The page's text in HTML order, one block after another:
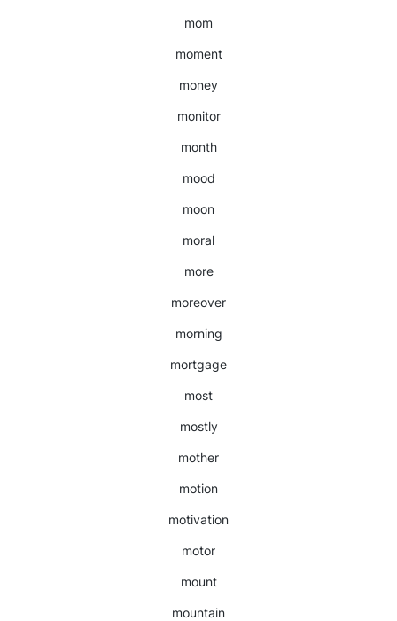
mom
moment
money
monitor
month
mood
moon
moral
more
moreover
morning
mortgage
most
mostly
mother
motion
motivation
motor
mount
mountain